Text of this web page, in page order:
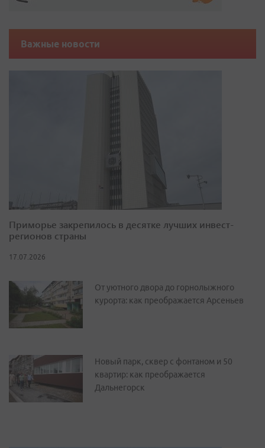
Важные новости
Приморье закрепилось в десятке лучших инвест-
регионов страны
17.07.2026
От уютного двора до горнолыжного
курорта: как преображается Арсеньев
Новый парк, сквер с фонтаном и 50
квартир: как преображается
Дальнегорск